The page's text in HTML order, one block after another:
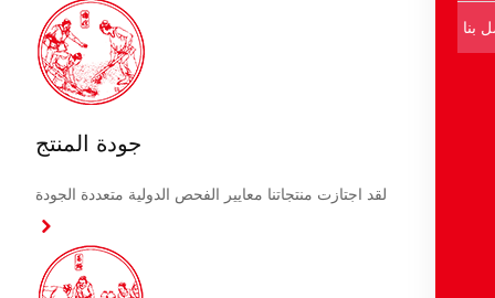
جودة المنتج
لقد اجتازت منتجاتنا معايير الفحص الدولية متعددة الجودة